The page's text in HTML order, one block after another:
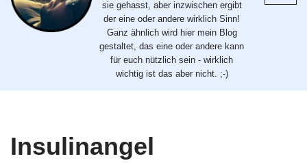
sie gehasst, aber inzwischen ergibt
der eine oder andere wirklich Sinn!
Ganz ähnlich wird hier mein Blog
gestaltet, das eine oder andere kann
für euch nützlich sein - wirklich
wichtig ist das aber nicht. ;-)
Insulinangel